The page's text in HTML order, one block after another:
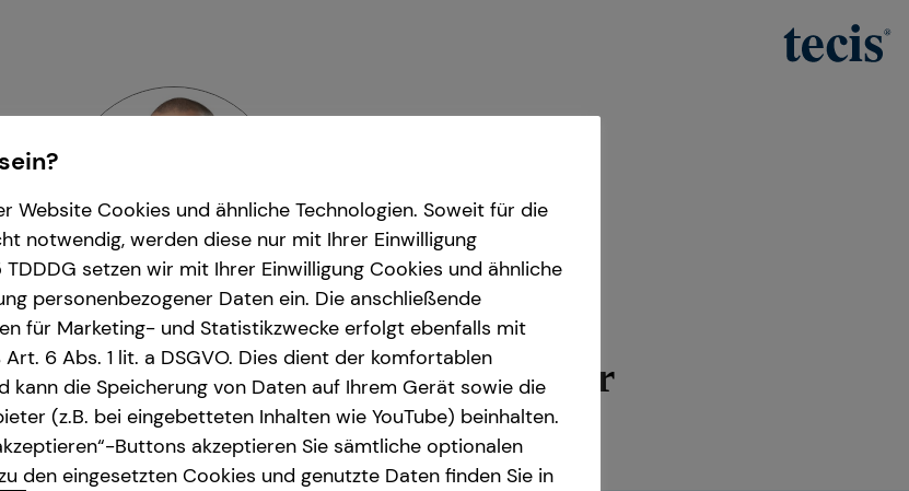
| General Sales Manager
| Konrad-Zuse-Ring 11 | 14469 Potsdam
Website Cookies und ähnliche Technologien. Soweit für die
notwendig, werden diese nur mit Ihrer Einwilligung
setzen wir mit Ihrer Einwilligung Cookies und ähnliche
personenbezogener Daten ein. Die anschließende
für Marketing- und Statistikzwecke erfolgt ebenfalls mit
6 Abs. 1 lit. a DSGVO. Dies dient der komfortablen
kann die Speicherung von Daten auf Ihrem Gerät sowie die
(z.B. bei eingebetteten Inhalten wie YouTube) beinhalten.
Buttons akzeptieren Sie sämtliche optionalen
den eingesetzten Cookies und genutzte Daten finden Sie in